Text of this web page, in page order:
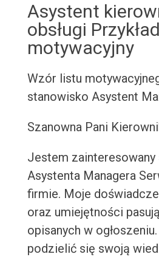
Asystent
obsługi
motywacyjny
Wzór listu
stanowisko Asystent
Szanowna Pani
Jestem
Asystenta Managera
firmie. Moje
oraz umiejętności
opisanych w ogłoszeniu.
podzielić się swoją